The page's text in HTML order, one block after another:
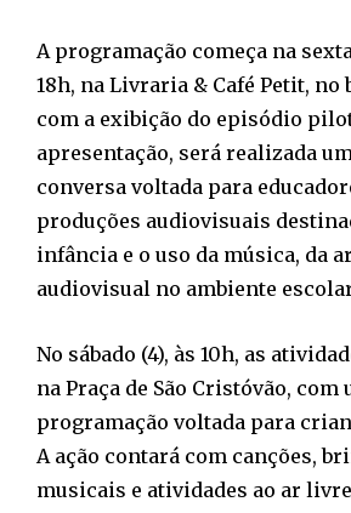
A programação começa na
18h, na Livraria & Café Petit,
com a exibição do episódio
apresentação, será realizada
conversa voltada para
produções audiovisuais
infância e o uso da música, da
audiovisual no ambiente
No sábado (4), às 10h, as
na Praça de São Cristóvão, com
programação voltada para
A ação contará com canções,
musicais e atividades ao ar